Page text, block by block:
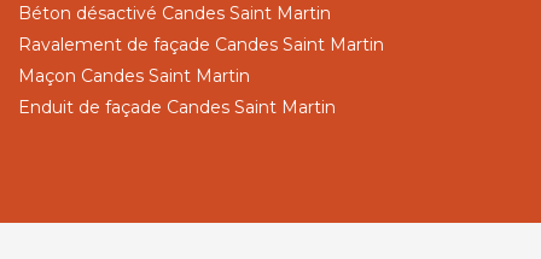
Béton désactivé Candes Saint Martin
Ravalement de façade Candes Saint Martin
Maçon Candes Saint Martin
Enduit de façade Candes Saint Martin